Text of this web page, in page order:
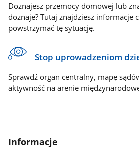
Doznajesz przemocy domowej lub
doznaje? Tutaj znajdziesz informacje
powstrzymać tę sytuację.
Stop uprowadzeniom
Sprawdź organ centralny, mapę
aktywność na arenie
Informacje